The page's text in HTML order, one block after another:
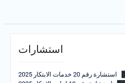
استشارات
استشارة رقم 20 خدمات الابتكار 2025